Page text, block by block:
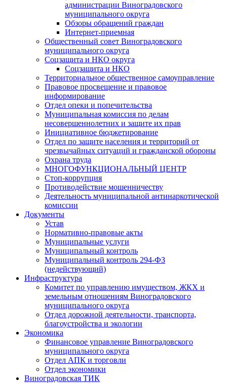
администрации Виноградовского
муниципального округа
Обзоры обращений граждан
Интернет-приемная
Общественный совет Виноградовского
муниципального округа
Соцзащита и НКО округа
Соцзащита и НКО
Территориальное общественное самоуправление
Правовое просвещение и правовое
информирование
Отдел опеки и попечительства
Муниципальная комиссия по делам
несовершеннолетних и защите их прав
Инициативное бюджетирование
Отдел по защите населения и территорий от
чрезвычайных ситуаций и гражданской обороны
Охрана труда
МНОГОФУНКЦИОНАЛЬНЫЙ ЦЕНТР
Стоп-коррупция
Противодействие мошенничеству
Деятельность муниципальной антинаркотической
комиссии
Документы
Устав
Нормативно-правовые акты
Муниципальные услуги
Муниципальный контроль
Муниципальный контроль 294-ФЗ
(недействующий)
Инфраструктура
Комитет по управлению имуществом, ЖКХ и
земельным отношениям Виноградовского
муниципального округа
Отдел дорожной деятельности, транспорта,
благоустройства и экологии
Экономика
Финансовое управление Виноградовского
муниципального округа
Отдел АПК и торговли
Отдел экономики
Виноградовская ТИК